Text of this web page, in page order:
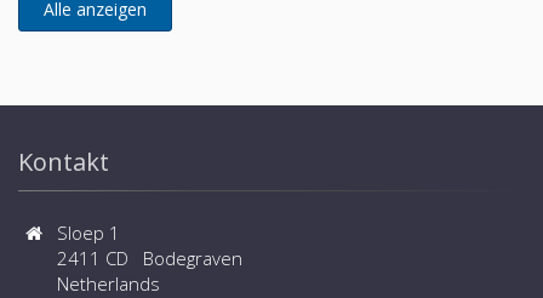
Kontakt
Sloep 1
2411 CD Bodegraven
Netherlands